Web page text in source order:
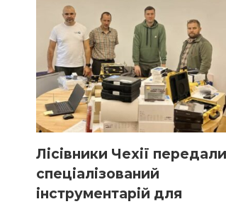
Лісівники Чехії передали
спеціалізований
інструментарій для